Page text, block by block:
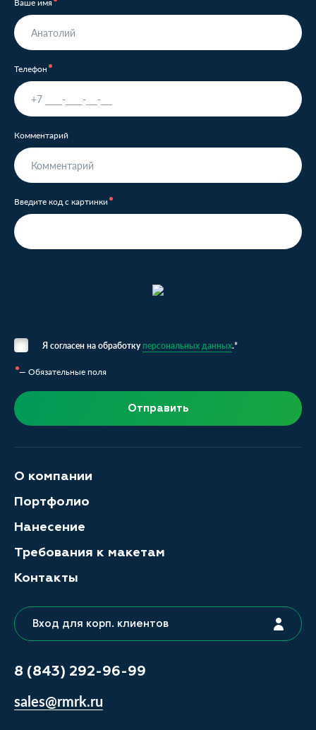
Ваше имя
Телефон
Комментарий
Введите код с картинки
Я согласен на обработкуперсональных данных.*
— Обязательные поля
Отправить
О компании
Портфолио
Нанесение
Требования к макетам
Контакты
Вход для корп. клиентов
8 (843) 292-96-99
sales@rmrk.ru